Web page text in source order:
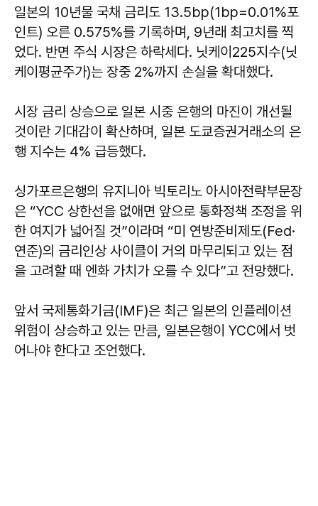
일본의 10년물 국채 금리도 13.5bp(1bp=0.01%포
인트) 오른 0.575%를 기록하며, 9년래 최고치를 찍
었다. 반면 주식 시장은 하락세다. 닛케이225지수(닛
케이평균주가)는 장중 2%까지 손실을 확대했다.
시장 금리 상승으로 일본 시중 은행의 마진이 개선될
것이란 기대감이 확산하며, 일본 도쿄증권거래소의 은
행 지수는 4% 급등했다.
싱가포르은행의 유지니아 빅토리노 아시아전략부문장
은 “YCC 상한선을 없애면 앞으로 통화정책 조정을 위
한 여지가 넓어질 것”이라며 “미 연방준비제도(Fed·
연준)의 금리인상 사이클이 거의 마무리되고 있는 점
을 고려할 때 엔화 가치가 오를 수 있다”고 전망했다.
앞서 국제통화기금(IMF)은 최근 일본의 인플레이션
위험이 상승하고 있는 만큼, 일본은행이 YCC에서 벗
어나야 한다고 조언했다.